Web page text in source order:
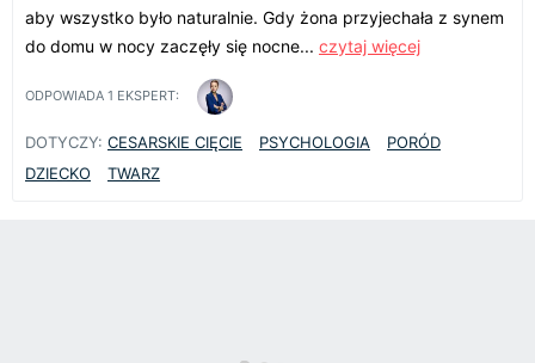
aby wszystko było naturalnie. Gdy żona przyjechała z synem
do domu w nocy zaczęły się nocne... czytaj więcej
ODPOWIADA 1 EKSPERT:
DOTYCZY: CESARSKIE CIĘCIE PSYCHOLOGIA
PORÓD
DZIECKO
TWARZ